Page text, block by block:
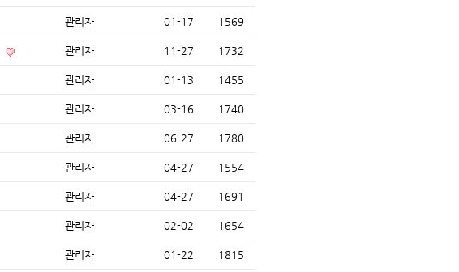
관리자 01-17 1569
관리자 11-27 1732
관리자 01-13 1455
관리자 03-16 1740
관리자 06-27 1780
관리자 04-27 1554
관리자 04-27 1691
관리자 02-02 1654
관리자 01-22 1815